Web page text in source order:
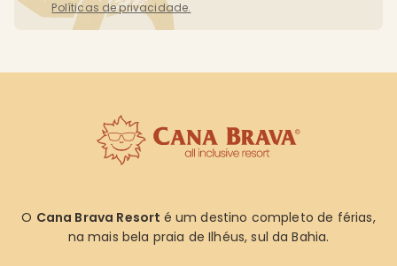
Políticas de privacidade.
O Cana Brava Resort é um destino completo de férias,
na mais bela praia de Ilhéus, sul da Bahia.